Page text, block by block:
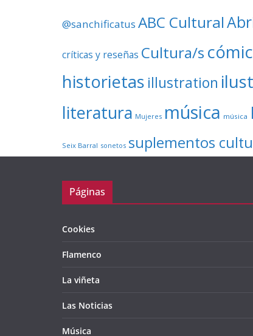
@sanchificatus ABC Cultural
críticas y reseñas Cultura/s
historietas illustration
literatura Mujeres música música
Seix Barral sonetos suplementos
Páginas
Cookies
Flamenco
La viñeta
Las Noticias
Música